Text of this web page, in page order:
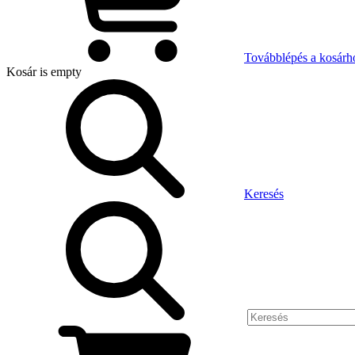
Továbblépés a
Kosáris empty
Keresés